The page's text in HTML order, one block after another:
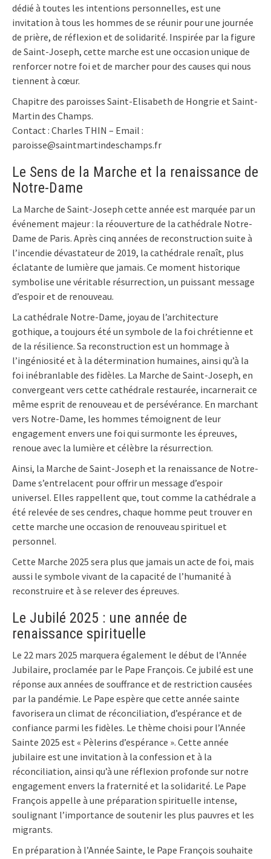
dédié à toutes les intentions personnelles, est une
invitation à tous les hommes de se réunir pour une journée
de prière, de réflexion et de solidarité. Inspirée par la figure
de Saint-Joseph, cette marche est une occasion unique de
renforcer notre foi et de marcher pour des causes qui nous
tiennent à cœur.
Chapitre des paroisses Saint-Elisabeth de Hongrie et Saint-
Martin des Champs.
Contact : Charles THIN – Email :
paroisse@saintmartindeschamps.fr
Le Sens de la Marche et la renaissance de
Notre-Dame
La Marche de Saint-Joseph cette année est marquée par un
événement majeur : la réouverture de la cathédrale Notre-
Dame de Paris. Après cinq années de reconstruction suite à
l’incendie dévastateur de 2019, la cathédrale renaît, plus
éclatante de lumière que jamais. Ce moment historique
symbolise une véritable résurrection, un puissant message
d’espoir et de renouveau.
La cathédrale Notre-Dame, joyau de l’architecture
gothique, a toujours été un symbole de la foi chrétienne et
de la résilience. Sa reconstruction est un hommage à
l’ingéniosité et à la détermination humaines, ainsi qu’à la
foi inébranlable des fidèles. La Marche de Saint-Joseph, en
convergeant vers cette cathédrale restaurée, incarnerait ce
même esprit de renouveau et de persévérance. En marchant
vers Notre-Dame, les hommes témoignent de leur
engagement envers une foi qui surmonte les épreuves,
renoue avec la lumière et célèbre la résurrection.
Ainsi, la Marche de Saint-Joseph et la renaissance de Notre-
Dame s’entrelacent pour offrir un message d’espoir
universel. Elles rappellent que, tout comme la cathédrale a
été relevée de ses cendres, chaque homme peut trouver en
cette marche une occasion de renouveau spirituel et
personnel.
Cette Marche 2025 sera plus que jamais un acte de foi, mais
aussi le symbole vivant de la capacité de l’humanité à
reconstruire et à se relever des épreuves.
Le Jubilé 2025 : une année de
renaissance spirituelle
Le 22 mars 2025 marquera également le début de l’Année
Jubilaire, proclamée par le Pape François. Ce jubilé est une
réponse aux années de souffrance et de restriction causées
par la pandémie. Le Pape espère que cette année sainte
favorisera un climat de réconciliation, d’espérance et de
confiance parmi les fidèles. Le thème choisi pour l’Année
Sainte 2025 est « Pèlerins d’espérance ». Cette année
jubilaire est une invitation à la confession et à la
réconciliation, ainsi qu’à une réflexion profonde sur notre
engagement envers la fraternité et la solidarité. Le Pape
François appelle à une préparation spirituelle intense,
soulignant l’importance de soutenir les plus pauvres et les
migrants.
En préparation à l’Année Sainte, le Pape François souhaite